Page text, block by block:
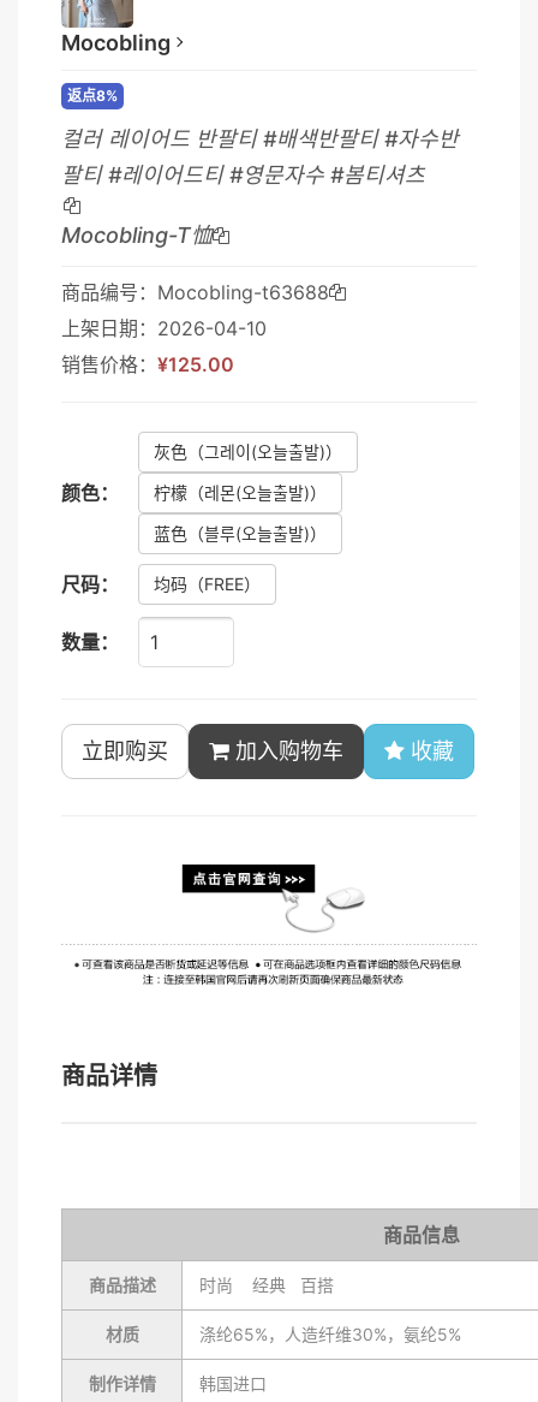
Mocobling
返点8%
컬러 레이어드 반팔티 #배색반팔티 #자수반
팔티 #레이어드티 #영문자수 #봄티셔츠
Mocobling-T恤
商品编号：Mocobling-t63688
上架日期：2026-04-10
销售价格： ¥125.00
颜色：
灰色 （그레이(오늘출발)）
柠檬 （레몬(오늘출발)）
蓝色 （블루(오늘출발)）
尺码： 均码 （FREE）
数量：
立即购买 加入购物车 收藏
商品详情
商品信息
商品描述 时尚 经典 百搭
材质 涤纶65%，人造纤维30%，氨纶5%
制作详情 韩国进口